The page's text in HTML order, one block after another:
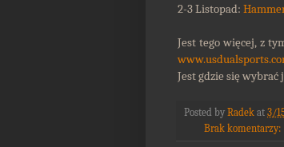
2-3 Listopad:
Jest tego więcej, z
Jest gdzie się
Posted by Radek at 3/
Brak komentarzy: